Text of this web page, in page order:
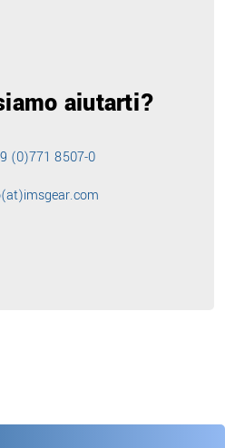
aiutarti?
(0)771 8507-0